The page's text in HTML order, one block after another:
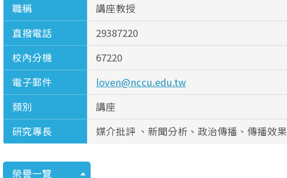
職稱
講座教授
直撥電話
29387220
校內分機
67220
電子郵件
loven@nccu.edu.tw
類別
講座
研究專長
媒介批評 、新聞分析、政治傳播、傳播效果
榮譽一覽